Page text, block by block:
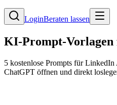
LoginBeraten lassen
KI-Prompt-
5 kostenlose Prompts fürLinkedIn
ChatGPT öffnen und direkt